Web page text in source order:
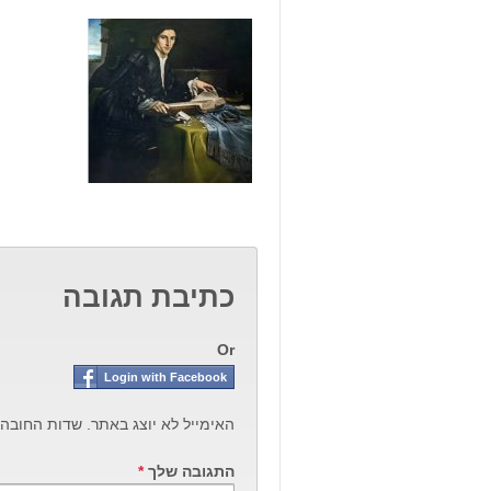
כתיבת תגובה
Or
Login with Facebook
האימייל לא יוצג באתר. שדות
התגובה שלך*